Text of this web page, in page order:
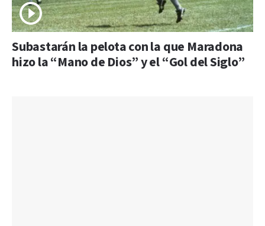
Subastarán la pelota con la que Maradona
hizo la “Mano de Dios” y el “Gol del Siglo”